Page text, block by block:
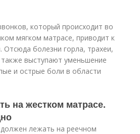
который происходит во
мягком матрасе, приводит к
Отсюда болезни горла, трахеи,
выступают уменьшение
и острые боли в области
на жестком матрасе.
лежать на реечном